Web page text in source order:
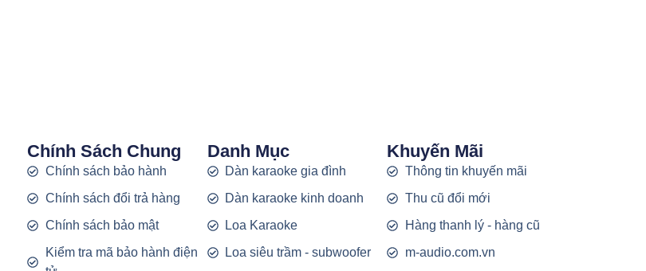
Chính Sách Chung
Chính sách bảo hành
Chính sách đổi trả hàng
Chính sách bảo mật
Kiểm tra mã bảo hành điện
Danh Mục
Dàn karaoke gia đình
Dàn karaoke kinh doanh
Loa Karaoke
Loa siêu trầm - subwoofer
Khuyến Mãi
Thông tin khuyến mãi
Thu cũ đổi mới
Hàng thanh lý - hàng cũ
m-audio.com.vn